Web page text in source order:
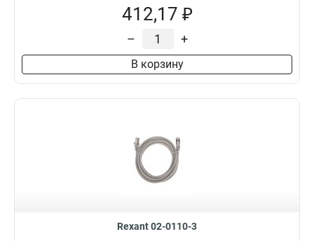
412,17 ₽
– +
В корзину
Rexant 02-0110-3